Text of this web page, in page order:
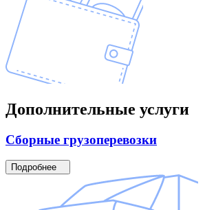
Дополнительные услуги
Сборные грузоперевозки
Подробнее